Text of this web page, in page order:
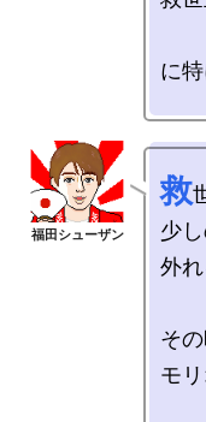
に
救
少
外
そ
モ